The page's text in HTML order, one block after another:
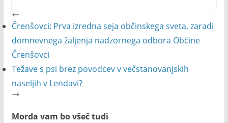
Črenšovci: Prva izredna seja občinskega sveta, zaradi
domnevnega žaljenja nadzornega odbora Občine
Črenšovci
Težave s psi brez povodcev v večstanovanjskih
naseljih v Lendavi?
Morda vam bo všeč tudi